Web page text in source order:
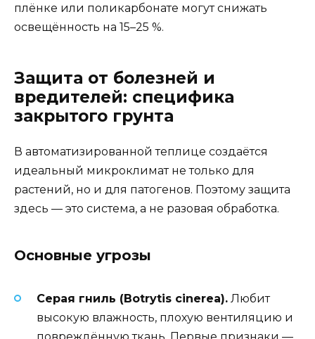
плёнке или поликарбонате могут снижать
освещённость на 15–25 %.
Защита от болезней и
вредителей: специфика
закрытого грунта
В автоматизированной теплице создаётся
идеальный микроклимат не только для
растений, но и для патогенов. Поэтому защита
здесь — это система, а не разовая обработка.
Основные угрозы
Серая гниль (Botrytis cinerea). Любит
высокую влажность, плохую вентиляцию и